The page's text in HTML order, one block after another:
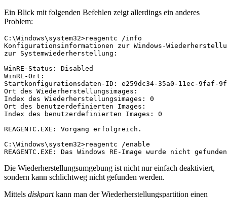
Ein Blick mit folgenden Befehlen zeigt allerdings ein anderes
Problem:
C:\Windows\system32>reagentc /info
Konfigurationsinformationen zur Windows-
zur Systemwiederherstellung:
WinRE-Status: Disabled
WinRE-Ort:
Startkonfigurationsdaten-ID: e259dc34-35a0-11ec-9faf-
Ort des Wiederherstellungsimages:
Index des Wiederherstellungsimages: 0
Ort des benutzerdefinierten Images:
Index des benutzerdefinierten Images: 0
REAGENTC.EXE: Vorgang erfolgreich.
C:\Windows\system32>reagentc /enable
REAGENTC.EXE: Das Windows RE-Image wurde nicht
Die Wiederherstellungsumgebung ist nicht nur einfach deaktiviert,
sondern kann schlichtweg nicht gefunden werden.
Mittels diskpartkann man der Wiederherstellungspartition einen